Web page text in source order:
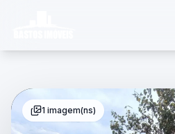
1 imagem(ns)